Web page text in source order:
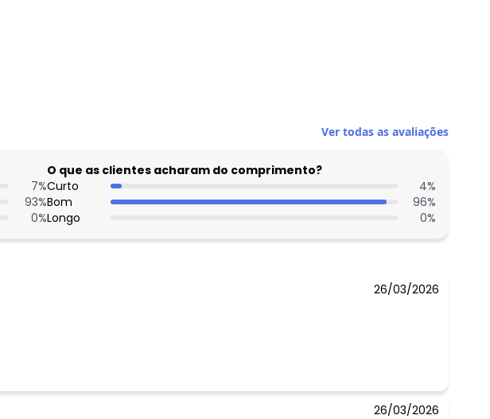
N/D*
N/D*
N/D*
R$ 69,99
N/D*
Ver todas as avaliações
7%
93%
0%
O que as clientes acharam do comprimento?
Curto
4%
Bom
96%
Longo
0%
26/03/2026
26/03/2026
Nome
Digite seu e-mail